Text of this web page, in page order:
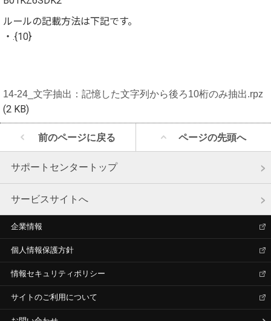
ルールの記載方法は下記です。
・.{10}
14-24_文字抽出：記憶した文字列から後ろ10桁のみ抽出.rpz
(2 KB)
前のページに戻る ページの先頭へ
サポートセンタートップ
サービスサイトへ
企業情報
個人情報保護方針
情報セキュリティポリシー
サイトのご利用について